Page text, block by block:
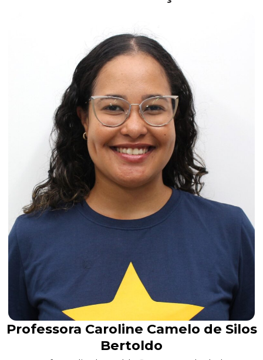
Professora Caroline Camelo de Silos
Bertoldo